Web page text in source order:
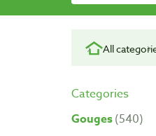
All
Categories
Gouges 540